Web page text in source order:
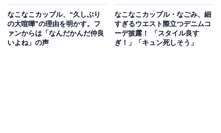
なこなこカップル、“久しぶり
の大喧嘩”の理由を明かす。フ
ァンからは「なんだかんだ仲良
いよね」の声
なこなこカップル・なごみ、細
すぎるウエスト際立つデニムコ
ーデ披露！ 「スタイル良す
ぎ！」「キュン死しそう」